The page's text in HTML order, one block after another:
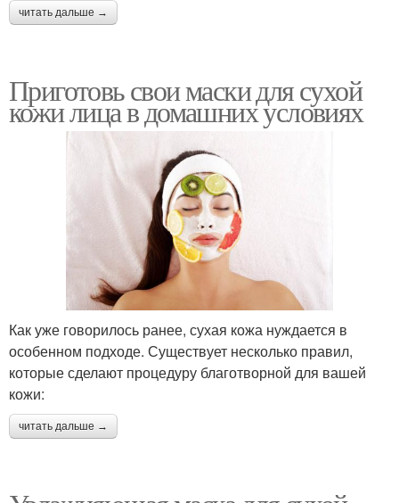
читать дальше →
Приготовь свои маски для сухой
кожи лица в домашних условиях
Как уже говорилось ранее, сухая кожа нуждается в
особенном подходе. Существует несколько правил,
которые сделают процедуру благотворной для вашей
кожи:
читать дальше →